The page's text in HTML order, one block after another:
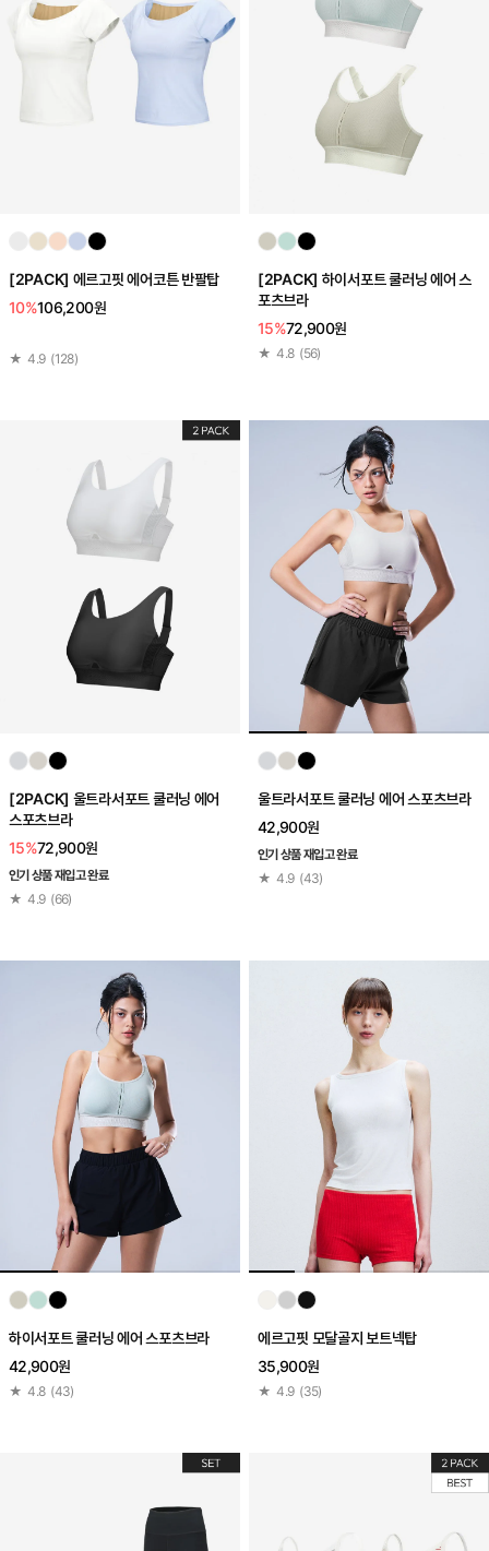
[2PACK] 에르고핏 에어코튼 반팔탑
10%106,200원
★ 4.9 (128)
[2PACK] 하이서포트 쿨러닝 에어 스
포츠브라
15%72,900원
★ 4.8 (56)
[2PACK] 울트라서포트 쿨러닝 에어
스포츠브라
15%72,900원
인기 상품 재입고 완료
★ 4.9 (66)
울트라서포트 쿨러닝 에어 스포츠브라
42,900원
인기 상품 재입고 완료
★ 4.9 (43)
하이서포트 쿨러닝 에어 스포츠브라
42,900원
★ 4.8 (43)
에르고핏 모달골지 보트넥탑
35,900원
★ 4.9 (35)